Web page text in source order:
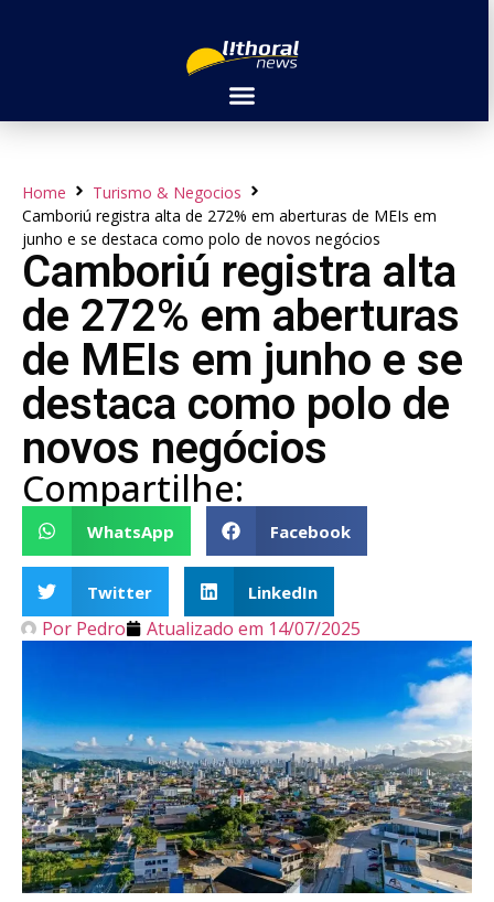
Home
Turismo & Negocios
Camboriú registra alta de 272% em aberturas de MEIs em
junho e se destaca como polo de novos negócios
Camboriú registra alta
de 272% em aberturas
de MEIs em junho e se
destaca como polo de
novos negócios
Compartilhe:
WhatsApp Facebook
Twitter LinkedIn
Por Pedro Atualizado em 14/07/2025